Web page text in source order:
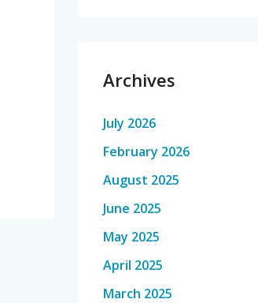
Archives
July 2026
February 2026
August 2025
June 2025
May 2025
April 2025
March 2025